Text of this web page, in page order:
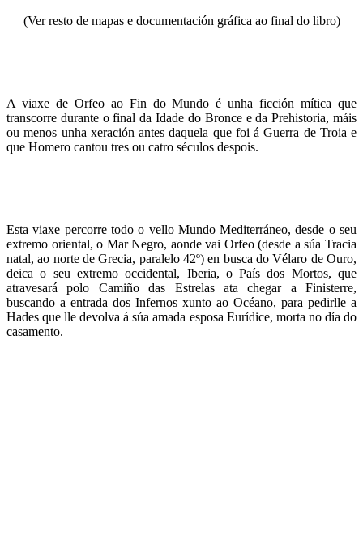
(Ver resto de mapas e documentación gráfica ao final do libro)
A viaxe de Orfeo ao Fin do Mundo é unha ficción mítica que
transcorre durante o final da Idade do Bronce e da Prehistoria, máis
ou menos unha xeración antes daquela que foi á Guerra de Troia e
que Homero cantou tres ou catro séculos despois.
Esta viaxe percorre todo o vello Mundo Mediterráneo, desde o seu
extremo oriental, o Mar Negro, aonde vai Orfeo (desde a súa Tracia
natal, ao norte de Grecia, paralelo 42º) en busca do Vélaro de Ouro,
deica o seu extremo occidental, Iberia, o País dos Mortos, que
atravesará polo Camiño das Estrelas ata chegar a Finisterre,
buscando a entrada dos Infernos xunto ao Océano, para pedirlle a
Hades que lle devolva á súa amada esposa Eurídice, morta no día do
casamento.